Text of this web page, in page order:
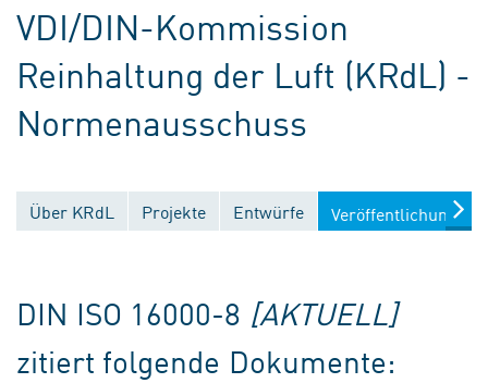
VDI/DIN-Kommission
Reinhaltung der Luft (KRdL) -
Normenausschuss
Über KRdL Projekte Entwürfe Veröffentlichungen
DIN ISO 16000-8 [AKTUELL]
zitiert folgende Dokumente: